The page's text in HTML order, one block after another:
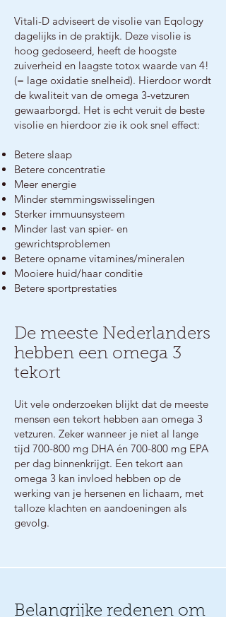
Vitali-D adviseert de visolie van Eqology
dagelijks in de praktijk. Deze visolie is
hoog gedoseerd, heeft de hoogste
zuiverheid en laagste totox waarde van 4!
(= lage oxidatie snelheid). Hierdoor wordt
de kwaliteit van de omega 3-vetzuren
gewaarborgd. Het is echt veruit de beste
visolie en hierdoor zie ik ook snel effect:
Betere slaap
Betere concentratie
Meer energie
Minder stemmingswisselingen
Sterker immuunsysteem
Minder last van spier- en
gewrichtsproblemen
Betere opname vitamines/mineralen
Mooiere huid/haar conditie
Betere sportprestaties
De meeste Nederlanders
hebben een omega 3
tekort
Uit vele onderzoeken blijkt dat de meeste
mensen een tekort hebben aan omega 3
vetzuren. Zeker wanneer je niet al lange
tijd 700-800 mg DHA én 700-800 mg EPA
per dag binnenkrijgt. Een tekort aan
omega 3 kan invloed hebben op de
werking van je hersenen en lichaam, met
talloze klachten en aandoeningen als
gevolg.
Belangrijke redenen om